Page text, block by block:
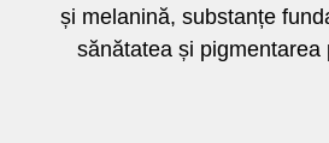
și melanină, substanțe
sănătatea și pigmentarea